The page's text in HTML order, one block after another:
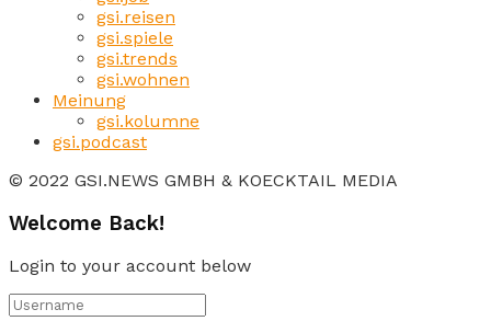
gsi.reisen
gsi.spiele
gsi.trends
gsi.wohnen
Meinung
gsi.kolumne
gsi.podcast
© 2022 GSI.NEWS GMBH & KOECKTAIL MEDIA
Welcome Back!
Login to your account below